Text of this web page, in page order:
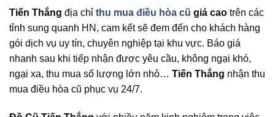
Tiến Thắng địa chỉ thu mua điều hòa cũ giá cao trên các
tỉnh sung quanh HN, cam kết sẽ đem đến cho khách hàng
gói dịch vụ uy tín, chuyên nghiệp tại khu vực. Báo giá
nhanh sau khi tiếp nhận được yêu cầu, không ngại khó,
ngại xa, thu mua số lượng lớn nhỏ… Tiến Thắng nhận thu
mua điều hòa cũ phục vụ 24/7.